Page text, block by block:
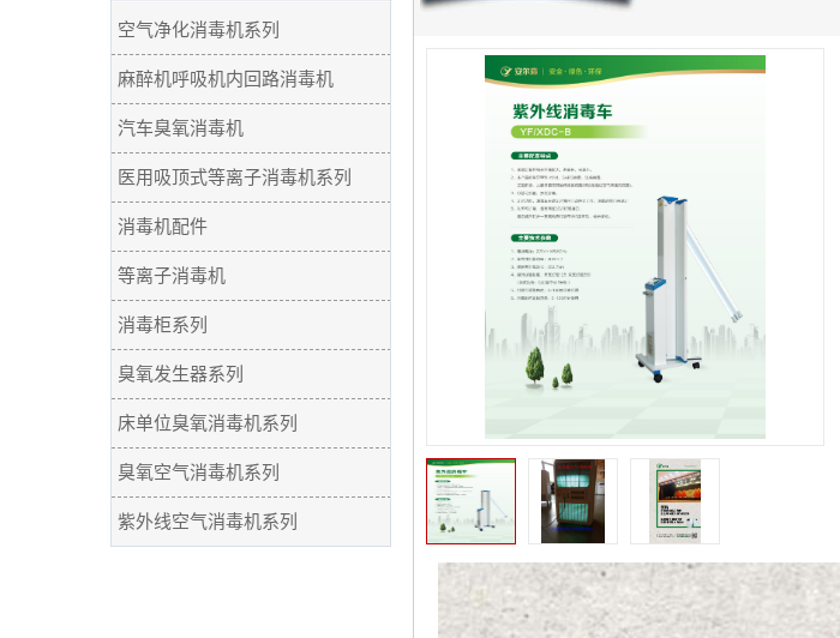
空气净化消毒机系列
麻醉机呼吸机内回路消毒机
汽车臭氧消毒机
医用吸顶式等离子消毒机系列
消毒机配件
等离子消毒机
消毒柜系列
臭氧发生器系列
床单位臭氧消毒机系列
臭氧空气消毒机系列
紫外线空气消毒机系列